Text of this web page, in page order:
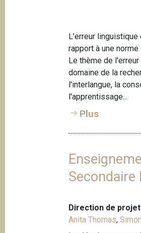
L’erreur
rapport à une
Le thème de
domaine de la
l'interlangue, la
l'apprentissage...
Plus
Secondaire
Direction de projet
Anita Thomas,